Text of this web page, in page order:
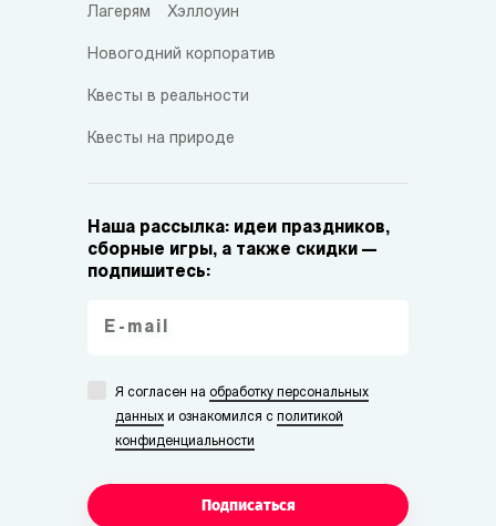
Лагерям Хэллоуин
Новогодний корпоратив
Квесты в реальности
Квесты на природе
Наша рассылка: идеи праздников,
сборные игры, а также скидки —
подпишитесь:
Я согласен на обработку персональных
данных и ознакомился с политикой
конфиденциальности
Подписаться